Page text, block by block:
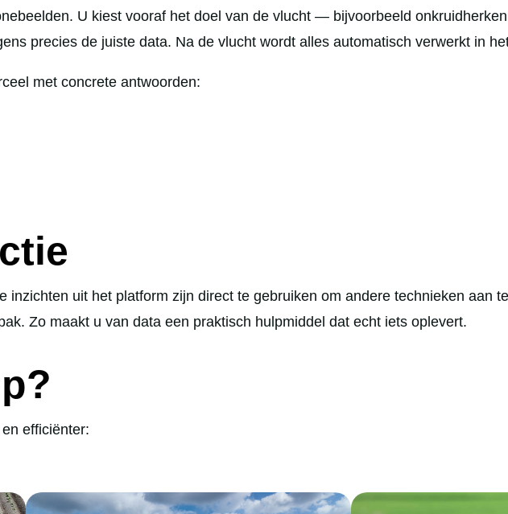
U kiest vooraf het doel van de vlucht — bijvoorbeeld
precies de juiste data. Na de vlucht wordt alles automatisch verwerkt in
met concrete antwoorden:
inzichten uit het platform zijn direct te gebruiken om andere technieken aan
Zo maakt u van data een praktisch hulpmiddel dat echt iets oplevert.
efficiënter: